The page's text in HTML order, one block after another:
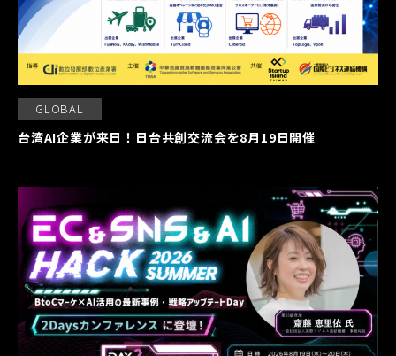
GLOBAL
台湾AI企業が来日！日台共創交流会を8月19日開催